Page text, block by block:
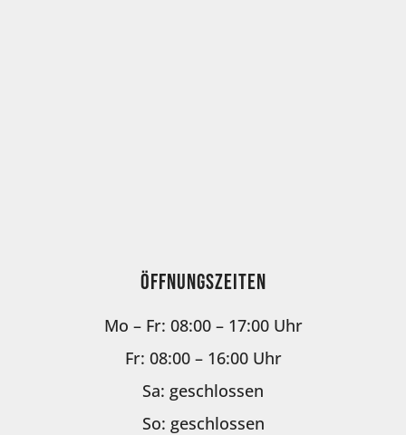
Öffnungszeiten
Mo – Fr: 08:00 – 17:00 Uhr
Fr: 08:00 – 16:00 Uhr
Sa: geschlossen
So: geschlossen